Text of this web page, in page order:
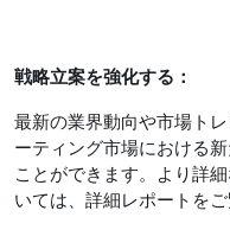
戦略立案を強化する：
最新の業界動向や市場ト
ーティング市場における
ことができます。より詳
いては、詳細レポートをご